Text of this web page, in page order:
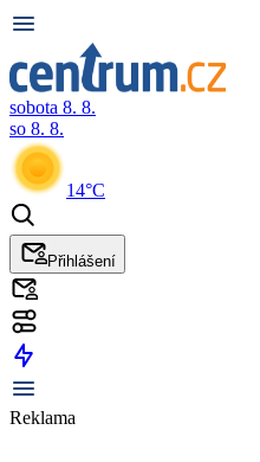
sobota 8. 8.
so 8. 8.
14°C
Přihlášení
Reklama